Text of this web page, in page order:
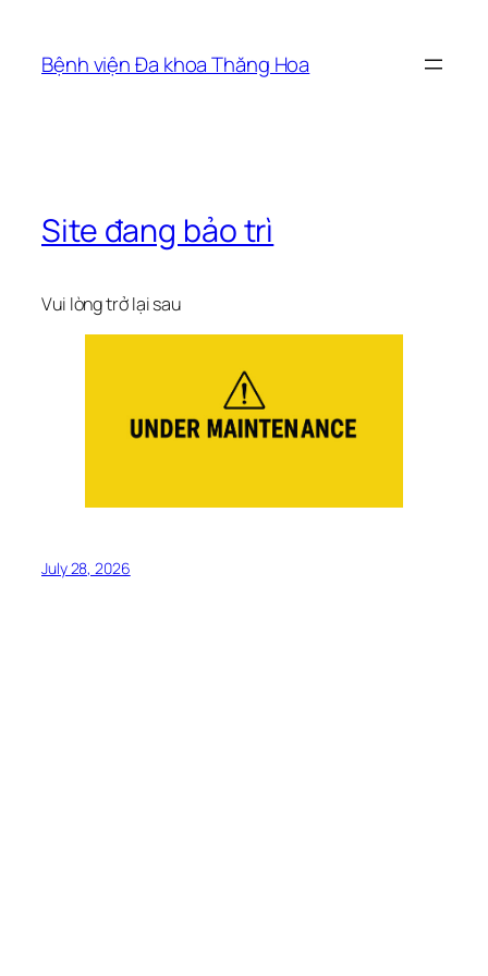
content
Bệnh viện Đa khoa Thăng Hoa
Site đang bảo trì
Vui lòng trở lại sau
July 28, 2026